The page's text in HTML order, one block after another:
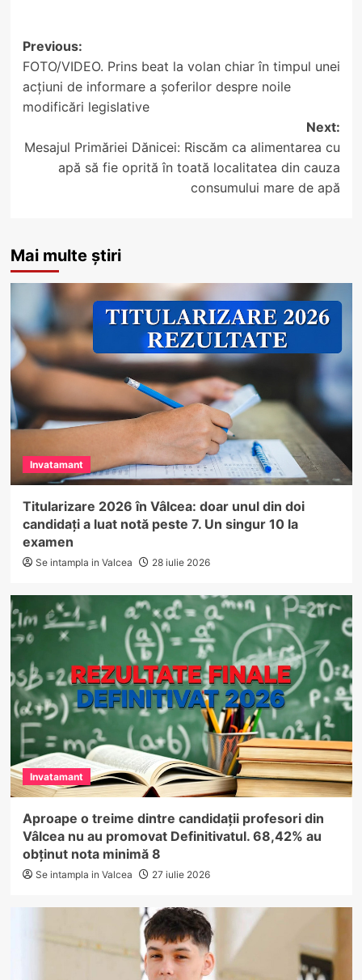
Post
navigation
Previous:
FOTO/VIDEO. Prins beat la volan chiar în timpul unei
acțiuni de informare a șoferilor despre noile
modificări legislative
Next:
Mesajul Primăriei Dănicei: Riscăm ca alimentarea cu
apă să fie oprită în toată localitatea din cauza
consumului mare de apă
Mai multe știri
Invatamant
Titularizare 2026 în Vâlcea: doar unul din doi
candidați a luat notă peste 7. Un singur 10 la
examen
Se intampla in Valcea 28 iulie 2026
Invatamant
Aproape o treime dintre candidații profesori din
Vâlcea nu au promovat Definitivatul. 68,42% au
obținut nota minimă 8
Se intampla in Valcea 27 iulie 2026